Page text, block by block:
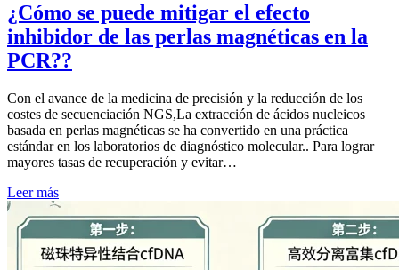
¿Cómo se puede mitigar el efecto
inhibidor de las perlas magnéticas en la
PCR??
Con el avance de la medicina de precisión y la reducción de los
costes de secuenciación NGS,La extracción de ácidos nucleicos
basada en perlas magnéticas se ha convertido en una práctica
estándar en los laboratorios de diagnóstico molecular.. Para lograr
mayores tasas de recuperación y evitar…
Leer más